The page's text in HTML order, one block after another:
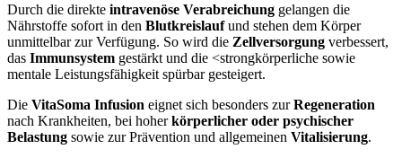
Durch die direkte intravenöse Verabreichung gelangen die
Nährstoffe sofort in den Blutkreislaufund stehen dem Körper
unmittelbar zur Verfügung. So wird die Zellversorgung verbessert,
das Immunsystem gestärkt und die <strongkörperliche sowie
mentale Leistungsfähigkeit spürbar gesteigert.
Die VitaSoma Infusion eignet sich besonders zurRegeneration
nach Krankheiten, bei hoherkörperlicher oder psychischer
Belastung sowie zur Prävention und allgemeinen Vitalisierung.